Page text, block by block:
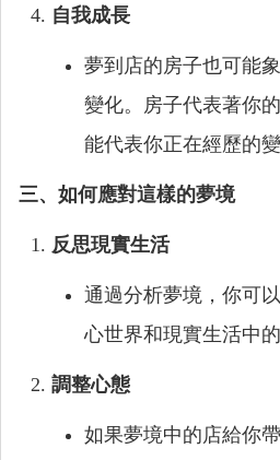
自我成長
夢到店的房子也可能
變化。房子代表著你
能代表你正在經歷的變
三、如何應對這樣的夢境
反思現實生活
通過分析夢境，你可
心世界和現實生活中的
調整心態
如果夢境中的店給你